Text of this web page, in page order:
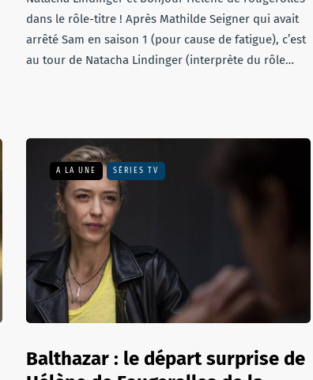
dans le rôle-titre ! Après Mathilde Seigner qui avait
arrêté Sam en saison 1 (pour cause de fatigue), c’est
au tour de Natacha Lindinger (interprète du rôle…
A LA UNE SÉRIES TV
Balthazar : le départ surprise de